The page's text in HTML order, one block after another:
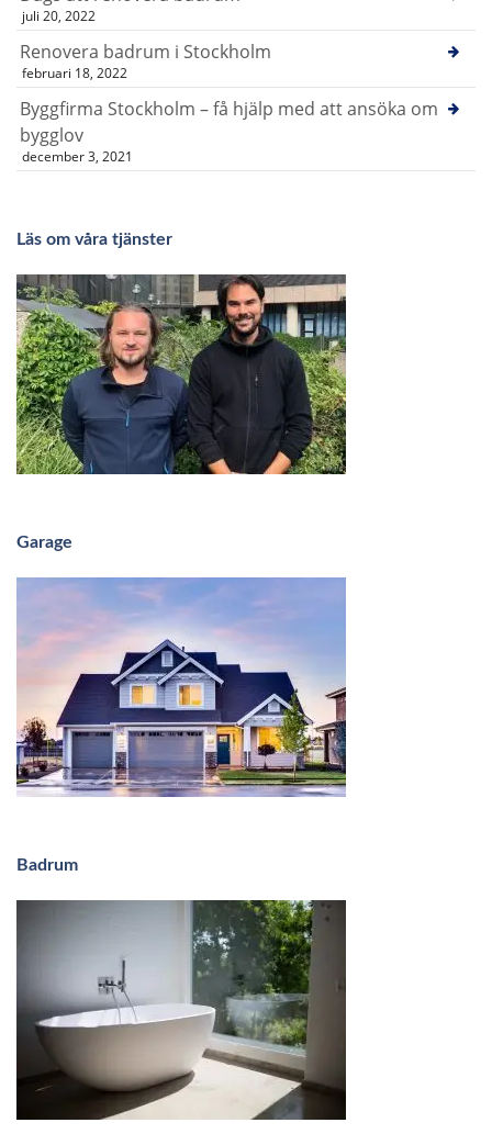
juli 20, 2022
Renovera badrum i Stockholm
februari 18, 2022
Byggfirma Stockholm – få hjälp med att ansöka om
bygglov
december 3, 2021
Läs om våra tjänster
Garage
Badrum